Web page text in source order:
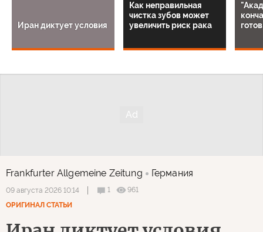
Иран диктует условия
Как неправильная
чистка зубов может
увеличить риск рака
Frankfurter Allgemeine Zeitung Германия
09 августа 2026 10:14 1
961
ОРИГИНАЛ СТАТЬИ